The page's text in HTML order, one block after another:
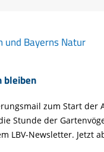
und Bayerns Natur
bleiben
zum Start der
Stunde der
LBV-Newsletter. Jetzt